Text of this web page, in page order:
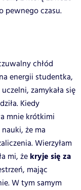
pewnego czasu.
chłód
energii studentka,
zamykała się
Kiedy
mnie krótkimi
że ma
Wierzyłam
mi, że kryje się za
mając
W tym samym